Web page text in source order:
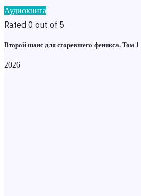
Аудиокнига
Rated 0 out of 5
Второй шанс для сгоревшего феникса. Том 1
2026